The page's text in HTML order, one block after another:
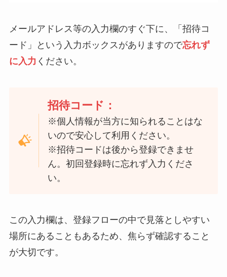
メールアドレス等の入力欄のすぐ下に、「招待コ
ード」という入力ボックスがありますので忘れず
に入力 ください。
招待コード：
※個人情報が当方に知られることはな
いので安心して利用ください。
※招待コードは後から登録できませ
ん。初回登録時に忘れず入力くださ
い。
この入力欄は、登録フローの中で見落としやすい
場所にあることもあるため、焦らず確認すること
が大切です。